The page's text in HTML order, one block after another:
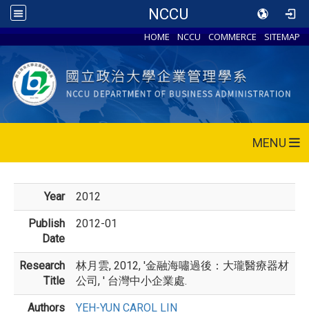
NCCU
HOME NCCU COMMERCE SITEMAP
MENU
Year 2012
Publish
Date
2012-01
Research
Title
林月雲, 2012, '金融海嘯過後：大瓏醫療器材
公司, ' 台灣中小企業處.
Authors YEH-YUN CAROL LIN